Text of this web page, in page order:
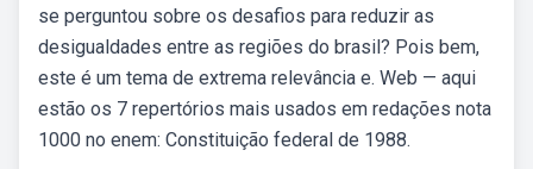
se perguntou sobre os desafios para reduzir as
desigualdades entre as regiões do brasil? Pois bem,
este é um tema de extrema relevância e. Web — aqui
estão os 7 repertórios mais usados em redações nota
1000 no enem: Constituição federal de 1988.